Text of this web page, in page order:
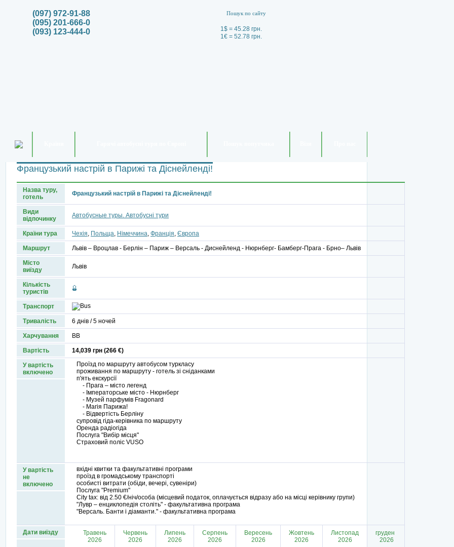
1$ = 45.28 грн.
1€ = 52.78 грн.
(097) 972-91-88
(095) 201-666-0
(093) 123-444-0
Французький настрій в Парижі та Діснейленді!
Назва туру,
готель
Французький настрій в Парижі та Діснейленді!
Види
відпочинку
Автобусные туры. Автобусні тури
Країни тура Чехія, Польща, Німеччина, Франція, Європа
Маршрут Львів – Вроцлав - Берлін – Париж – Версаль - Диснейленд - Нюрнберг- Бамберг-Прага - Брно– Львів
Місто
виїзду
Львів
Кількість
туристів
Транспорт
Тривалість 6 днів / 5 ночей
Харчування ВВ
Вартість 14,039 грн (266 €)
У вартість
включено
Проїзд по маршруту автобусом туркласу
проживання по маршруту - готель зі сніданками
п'ять екскурсії
- Прага – місто легенд
- Імператорське місто - Нюрнберг
- Музей парфумів Fragonard
- Магія Парижа!
- Відвертість Берліну
супровід гіда-керівника по маршруту
Оренда радіогіда
Послуга "Вибір місця"
Страховий поліс VUSO
У вартість
не
включено
вхідні квитки та факультативні програми
проїзд в громадському транспорті
особисті витрати (обіди, вечері, сувеніри)
Послуга "Premium"
City tax: від 2.50 €/ніч/особа (місцевий податок, оплачується відразу або на місці керівнику групи)
"Лувр – енциклопедія століть" - факультативна програма
"Версаль. Банти і діаманти." - факультативна програма
Дати виїзду
Травень
2026
Червень
2026
Липень
2026
Серпень
2026
Вересень
2026
Жовтень
2026
Листопад
2026
грудень
2026